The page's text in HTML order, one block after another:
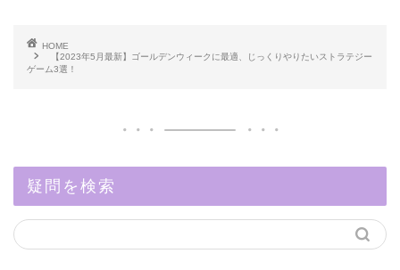
HOME
【2023年5月最新】ゴールデンウィークに最適、じっくりやりたいストラテジー
ゲーム3選！
疑問を検索